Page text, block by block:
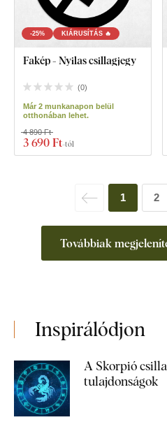
-25% KIÁRUSÍTÁS 🔥
Fakép - Nyilas csillagjegy
(0)
Már 2 munkanapon belül
otthonában lehet.
3 690 Ft-tól
4 890 Ft
Továbbiak
1 2
Inspirálódjon
A Skorpió
tulajdonságok